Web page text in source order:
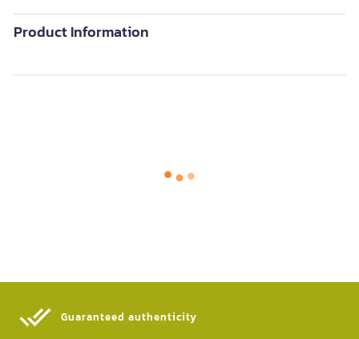
Product Information
Guaranteed authenticity​